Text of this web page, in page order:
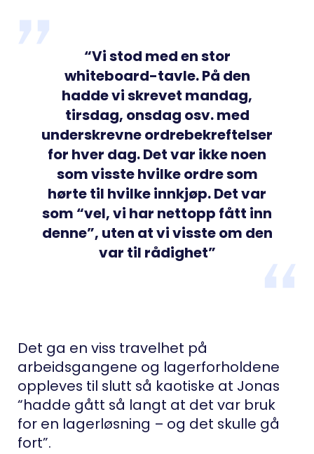
“Vi stod med en stor
whiteboard-tavle. På den
hadde vi skrevet mandag,
tirsdag, onsdag osv. med
underskrevne ordrebekreftelser
for hver dag. Det var ikke noen
som visste hvilke ordre som
hørte til hvilke innkjøp. Det var
som “vel, vi har nettopp fått inn
denne”, uten at vi visste om den
var til rådighet”
Det ga en viss travelhet på
arbeidsgangene og lagerforholdene
oppleves til slutt så kaotiske at Jonas
“hadde gått så langt at det var bruk
for en lagerløsning – og det skulle gå
fort”.